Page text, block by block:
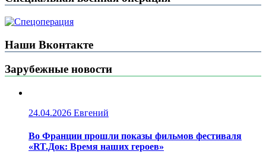
Наши Вконтакте
Зарубежные новости
24.04.2026 Евгений
Во Франции прошли показы фильмов фестиваля
«RT.Док: Время наших героев»